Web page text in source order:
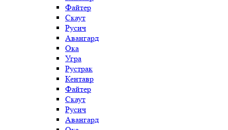
Файтер
Скаут
Русич
Авангард
Ока
Угра
Рустрак
Кентавр
Файтер
Скаут
Русич
Авангард